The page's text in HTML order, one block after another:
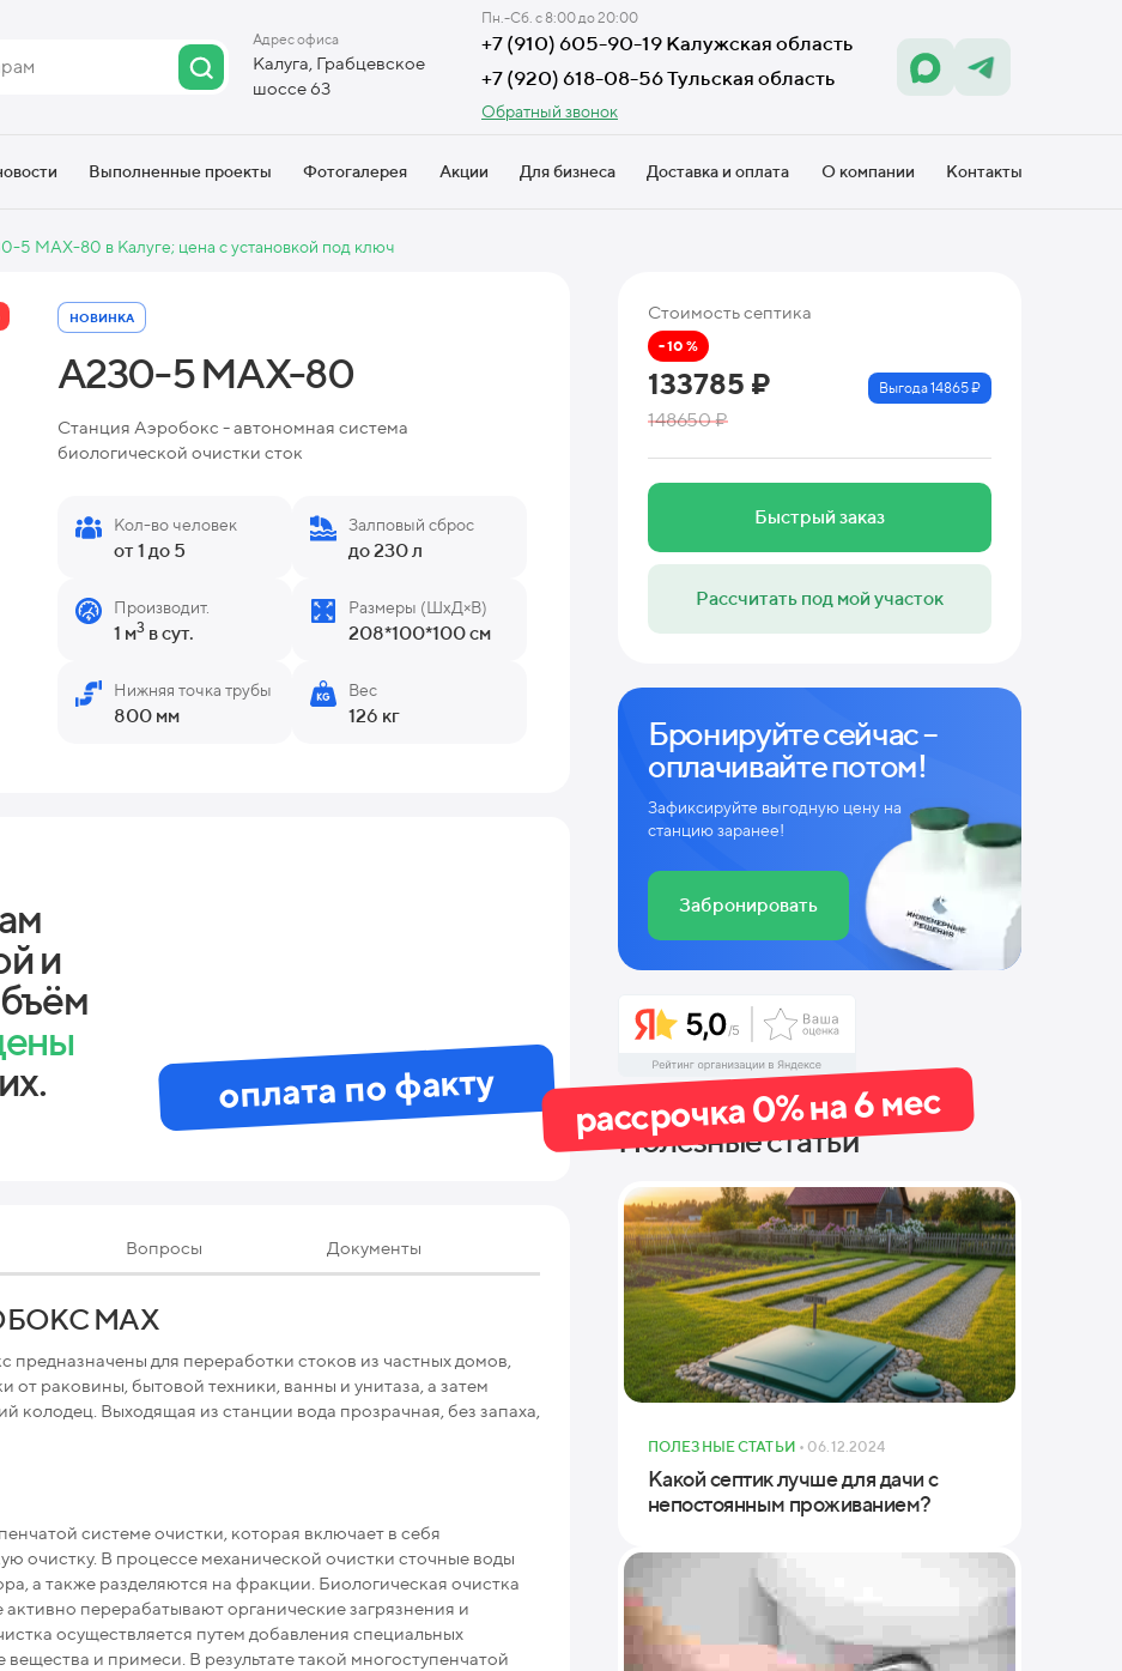
Адрес офиса
Калуга, Грабцевское
шоссе 63
Пн.-Сб. с 8:00 до 20:00
+7 (910) 605-90-19 Калужская область
+7 (920) 618-08-56 Тульская область
Обратный звонок
Выполненные проекты Фотогалерея Акции Для бизнеса Доставка и оплата О компании Контакты
5 MAX-80 в Калуге; цена с установкой под ключ
НОВИНКА
А230-5 MAX-80
Станция Аэробокс - автономная система
биологической очистки сток
Кол-во человек
от 1 до 5
Залповый сброс
до 230 л
Производит.
1 м3 в сут.
Размеры (ШхД×В)
208*100*100 см
Нижняя точка трубы
800 мм
Вес
126 кг
и
оплата по факту рассрочка 0% на 6 мес
Вопросы Документы
MAX
для переработки стоков из частных домов,
от раковины, бытовой техники, ванны и унитаза, а затем
колодец. Выходящая из станции вода прозрачная, без запаха,
системе очистки, которая включает в себя
очистку. В процессе механической очистки сточные воды
а также разделяются на фракции. Биологическая очистка
перерабатывают органические загрязнения и
осуществляется путем добавления специальных
и примеси. В результате такой многоступенчатой
Технические характеристики А230-5
Максимальное число проживающих
Производи­тельность
Стоимость септика
- 10 %
Выгода 14865 ₽
133785 ₽
148650 ₽
Быстрый заказ
Рассчитать под мой участок
Бронируйте сейчас –
оплачивайте потом!
Зафиксируйте выгодную цену на
станцию заранее!
Забронировать
Полезные статьи
ПОЛЕЗНЫЕ СТАТЬИ • 06.12.2024
Какой септик лучше для дачи с
непостоянным проживанием?